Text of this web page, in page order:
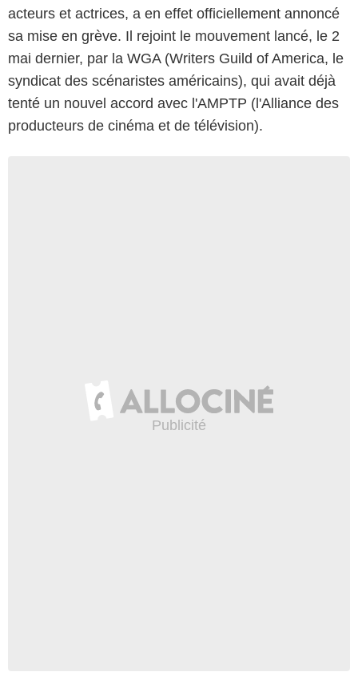
acteurs et actrices, a en effet officiellement annoncé
sa mise en grève. Il rejoint le mouvement lancé, le 2
mai dernier, par la WGA (Writers Guild of America, le
syndicat des scénaristes américains), qui avait déjà
tenté un nouvel accord avec l'AMPTP (l'Alliance des
producteurs de cinéma et de télévision).